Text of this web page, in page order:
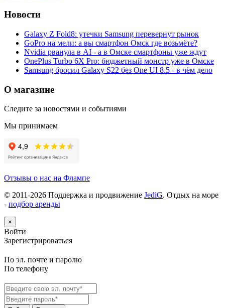
Новости
Galaxy Z Fold8: утечки Samsung перевернут рынок
GoPro на мели: а вы смартфон Омск где возьмёте?
Nvidia рванула в AI - а в Омске смартфоны уже ждут
OnePlus Turbo 6X Pro: бюджетный монстр уже в Омске
Samsung бросил Galaxy S22 без One UI 8.5 - в чём дело
О магазине
Следите за новостями и событиями
Мы принимаем
Отзывы о нас на Флампе
© 2011-2026 Поддержка и продвижение JediG. Отдых на море
- подбор аренды
×
Войти
Зарегистрироваться
По эл. почте и паролю
По телефону